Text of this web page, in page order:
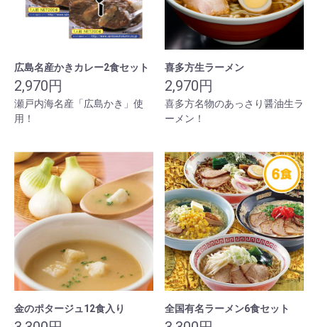
広島名産かきカレー2食セット
2,970円
瀬戸内海名産「広島かき」使
用！
喜多方生ラーメン
2,970円
喜多方名物のあっさり醤油生ラ
ーメン！
金のポタージュ12食入り 全国有名ラーメン6食セット